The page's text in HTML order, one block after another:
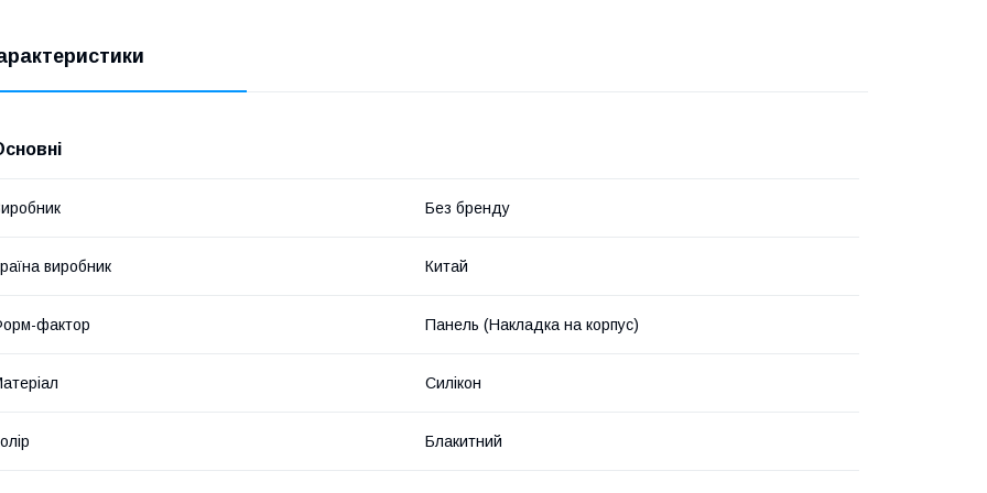
Без бренду
виробник Китай
фактор Панель (Накладка на корпус)
Силікон
Блакитний